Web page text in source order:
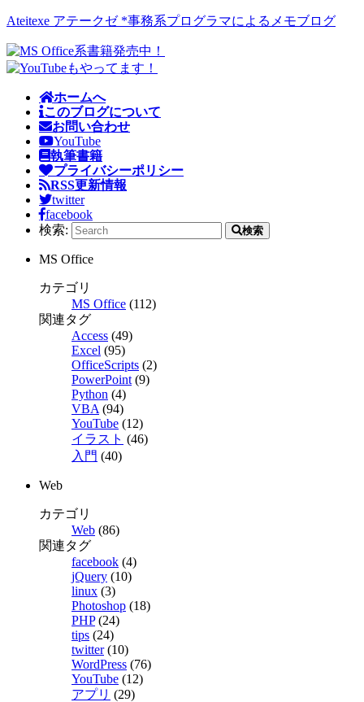
Ateitexe アテークゼ *事務系プログラマによるメモブログ
ホームへ
このブログについて
お問い合わせ
YouTube
執筆書籍
プライバシーポリシー
RSS更新情報
twitter
facebook
検索: 検索
MS Office
カテゴリ
MS Office (112)
関連タグ
Access (49)
Excel (95)
OfficeScripts (2)
PowerPoint (9)
Python (4)
VBA (94)
YouTube (12)
イラスト (46)
入門 (40)
Web
カテゴリ
Web (86)
関連タグ
facebook (4)
jQuery (10)
linux (3)
Photoshop (18)
PHP(24)
tips (24)
twitter(10)
WordPress (76)
YouTube (12)
アプリ (29)